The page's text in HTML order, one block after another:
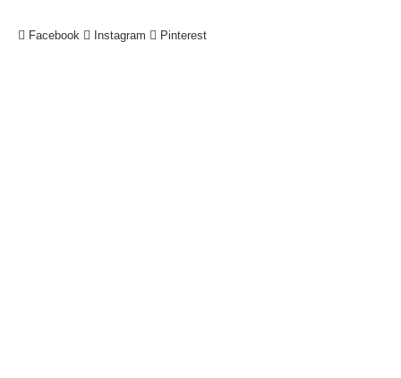
Facebook Instagram Pinterest